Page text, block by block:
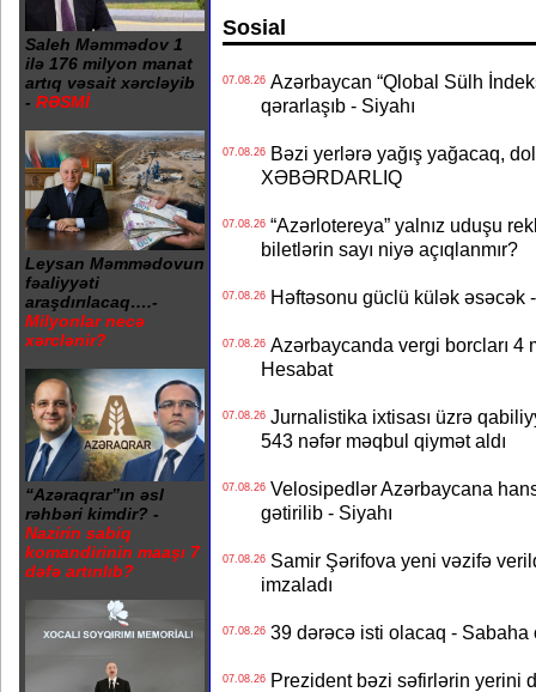
Saleh Məmmədov 1
ilə 176 milyon manat
artıq vəsait xərcləyib
- RƏSMİ
Leysan Məmmədovun
fəaliyyəti
araşdırılacaq….-
Milyonlar necə
xərclənir?
“Azəraqrar”ın əsl
rəhbəri kimdir? -
Nazirin sabiq
komandirinin maaşı 7
dəfə artırılıb?
Sosial
07.08.26Azərbaycan “Qlobal Sülh
qərarlaşıb - Siyahı
07.08.26Bəzi yerlərə yağış yağacaq,
XƏBƏRDARLIQ
07.08.26“Azərlotereya” yalnız uduşu
biletlərin sayı niyə açıqlanmır?
07.08.26Həftəsonu güclü külək əsəcək
07.08.26Azərbaycanda vergi borcları 4
Hesabat
07.08.26Jurnalistika ixtisası üzrə
543 nəfər məqbul qiymət aldı
07.08.26Velosipedlər Azərbaycana
gətirilib - Siyahı
07.08.26Samir Şərifova yeni vəzifə
imzaladı
07.08.2639 dərəcə isti olacaq - Sabaha
07.08.26Prezident bəzi səfirlərin yerini